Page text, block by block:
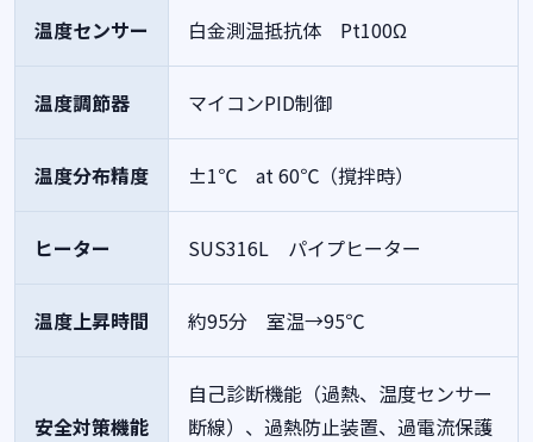
温度センサー 白金測温抵抗体 Pt100Ω
温度調節器 マイコンPID制御
温度分布精度 ±1℃ at 60℃（撹拌時）
ヒーター SUS316L パイプヒーター
温度上昇時間 約95分 室温→95℃
安全対策機能
自己診断機能（過熱、温度センサー
断線）、過熱防止装置、過電流保護